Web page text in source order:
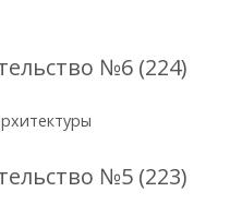
№6 (224)
№5 (223)